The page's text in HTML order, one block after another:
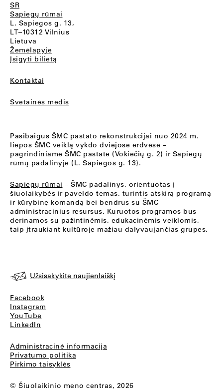
SR
Sapiegų rūmai
L. Sapiegos g. 13,
LT–10312 Vilnius
Lietuva
Žemėlapyje
Įsigyti bilietą
Kontaktai
Svetainės medis
Pasibaigus ŠMC pastato rekonstrukcijai nuo 2024 m.
liepos ŠMC veiklą vykdo dviejose erdvėse –
pagrindiniame ŠMC pastate (Vokiečių g. 2) ir Sapiegų
rūmų padalinyje (L. Sapiegos g. 13).
Sapiegų rūmai – ŠMC padalinys, orientuotas į
šiuolaikybės ir paveldo temas, turintis atskirą programą
ir kūrybinę komandą bei bendrus su ŠMC
administracinius resursus. Kuruotos programos bus
derinamos su pažintinėmis, edukacinėmis veiklomis,
taip įtraukiant kultūroje mažiau dalyvaujančias grupes.
Užsisakykite naujienlaiškį
Facebook
Instagram
YouTube
LinkedIn
Administracinė informacija
Privatumo politika
Pirkimo taisyklės
© Šiuolaikinio meno centras, 2026